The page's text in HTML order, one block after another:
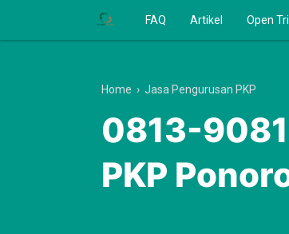
FAQ Artikel Open
Home › Jasa Pengurusan PKP
0813-
PKP